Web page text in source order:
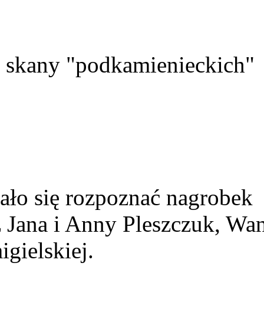
"podkamienieckich"
się rozpoznać nagrobek
i Anny Pleszczuk,